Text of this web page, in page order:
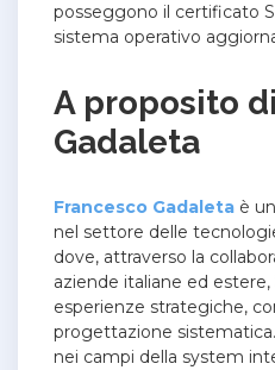
posseggono il certificato
sistema operativo
A proposito
Gadaleta
Francesco Gadaleta è
nel settore delle
dove, attraverso la
aziende italiane ed
esperienze strategiche,
progettazione
nei campi della system